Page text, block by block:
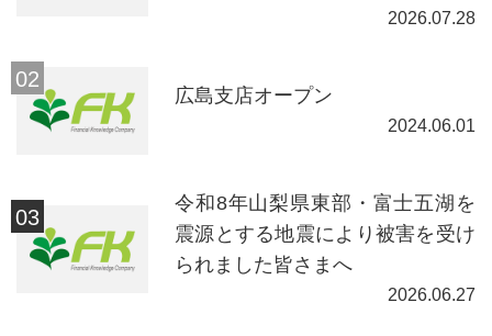
2026.07.28
広島支店オープン
2024.06.01
令和8年山梨県東部・富士五湖を
震源とする地震により被害を受け
られました皆さまへ
2026.06.27